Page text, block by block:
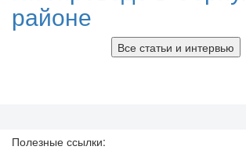
районе
Все статьи и интервью
Полезные ссылки: